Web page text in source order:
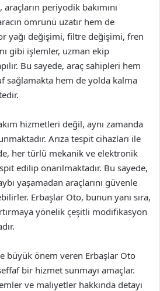
periyodik bakımını
ömrünü uzatır hem de
yağı değişimi, filtre değişimi, fren
gibi işlemler, uzman ekip
Bu sayede, araç sahipleri hem
sağlamakta hem de yolda kalma
hizmetleri değil, aynı zamanda
Arıza tespit cihazları ile
her türlü mekanik ve elektronik
edilip onarılmaktadır. Bu sayede,
yaşamadan araçlarını güvenle
Erbaşlar Oto, bunun yanı sıra,
yönelik çeşitli modifikasyon
büyük önem veren Erbaşlar Oto
bir hizmet sunmayı amaçlar.
ve maliyetler hakkında detayı